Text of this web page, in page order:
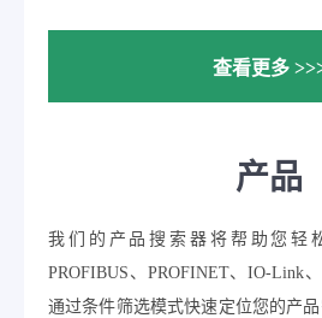
查看更多
产品
我们的产品搜索器将帮助您轻
PROFIBUS、PROFINET、IO-Link
通过条件筛选模式快速定位您的产